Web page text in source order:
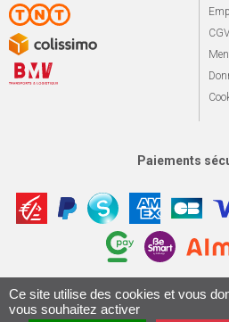
CGV
Paiements
© 2026 Le marché du vélo
Conception &
Ce site utilise des cookies et vous
vous souhaitez activer